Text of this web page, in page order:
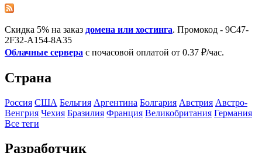
Скидка 5% на заказ домена или хостинга. Промокод - 9C47-
2F32-A154-8A35
Облачные сервера с почасовой оплатой от 0.37 ₽/час.
Страна
Росcия США Бельгия Аргентина Болгария Австрия Австро-
Венгрия Чехия Бразилия Франция Великобритания Германия
Все теги
Разработчик